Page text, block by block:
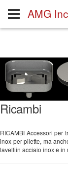
AMG
Ricambi
RICAMBI Accessori per
inox per pilette, ma
lavelliin acciaio inox e in